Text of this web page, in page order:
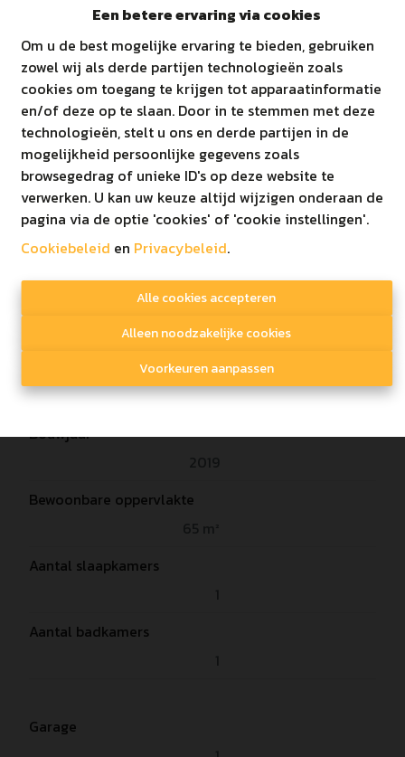
Een betere ervaring via cookies
Om u de best mogelijke ervaring te bieden, gebruiken
zowel wij als derde partijen technologieën zoals
cookies om toegang te krijgen tot apparaatinformatie
en/of deze op te slaan. Door in te stemmen met deze
technologieën, stelt u ons en derde partijen in de
mogelijkheid persoonlijke gegevens zoals
browsegedrag of unieke ID's op deze website te
verwerken. U kan uw keuze altijd wijzigen onderaan de
pagina via de optie 'cookies' of 'cookie instellingen'.
Cookiebeleid en Privacybeleid.
Alle cookies accepteren
Alleen noodzakelijke cookies
Voorkeuren aanpassen
AUTOSTAANPLAATS inbegrepen
Ook ideaal voor investeerders!
Delen
Norbert Neeckxlaan 2
b0202, 3920 Lommel
Bouwjaar
Bewoonbare oppervlakte
Aantal slaapkamers
Aantal badkamers
Garage